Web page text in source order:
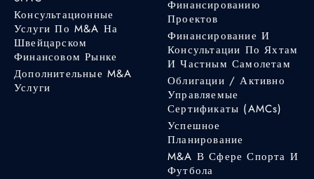
Консультационные
Услуги По M&A На
Швейцарском
Финансовом Рынке
Дополнительные M&A
Услуги
Финансированию
Проектов
Финансирование И
Консультации По Яхтам
И Частным Самолетам
Облигации / Активно
Управляемые
Сертификаты (AMCs)
Успешное
Планирование
M&A В Сфере Спорта И
Футбола